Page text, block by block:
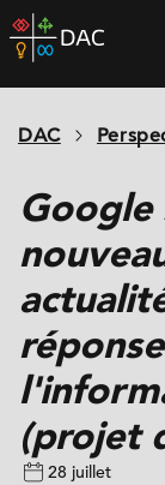
Skip
to
home
DAC
Google
(projet
28 juillet